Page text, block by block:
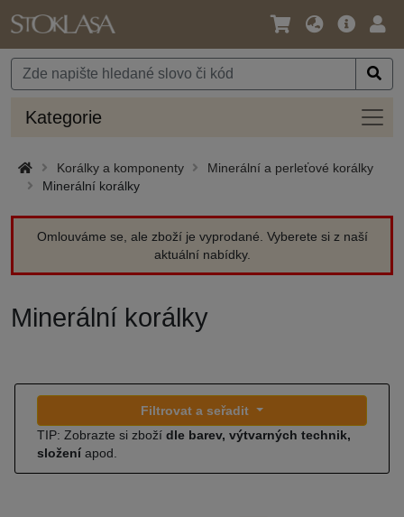
Jazyk
Měna
Hlavní
Kategorie
Korálky a komponenty
Minerální a perleťové korálky
Minerální korálky
Omlouváme se, ale zboží je vyprodané. Vyberete si z naší
aktuální nabídky.
Minerální korálky
Filtrovat a seřadit
TIP: Zobrazte si zboží dle barev, výtvarných technik,
složení apod.